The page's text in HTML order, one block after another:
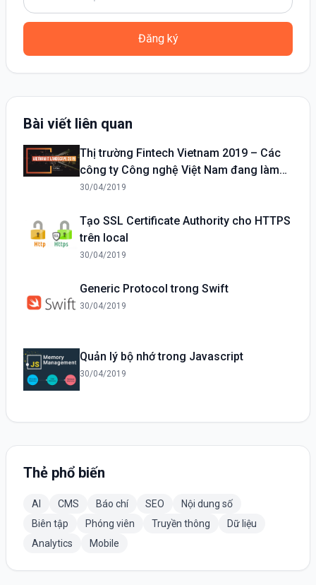
Đăng ký
Bài viết liên quan
Thị trường Fintech Vietnam 2019 – Các
công ty Công nghệ Việt Nam đang làm
gì?
30/04/2019
Tạo SSL Certificate Authority cho HTTPS
trên local
30/04/2019
Generic Protocol trong Swift
30/04/2019
Quản lý bộ nhớ trong Javascript
30/04/2019
Thẻ phổ biến
AI CMS Báo chí SEO
Nội dung số
Biên tập
Phóng viên Truyền thông
Dữ liệu
Analytics
Mobile